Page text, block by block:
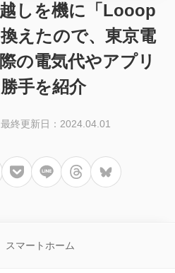
しを機に「Looop
えたので、東京電
の電気代やアプリ
手を紹介
最終更新日：2024.04.01
スマートホーム